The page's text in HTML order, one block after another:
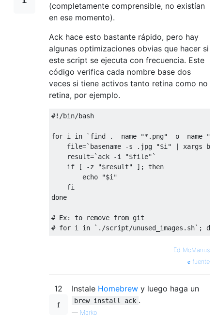
(completamente comprensible, no existían
en ese momento).
Ack hace esto bastante rápido, pero hay
algunas optimizaciones obvias que hacer si
este script se ejecuta con frecuencia. Este
código verifica cada nombre base dos
veces si tiene activos tanto retina como no
retina, por ejemplo.
#!/bin/bash
for i in
`find . -name "*.png" -o -name
    file
=`basename -s .jpg "$i" | xargs
    result
=`ack -i "$file"`
if
[ -z "$result" ];
then
        echo
"$i"
fi
done
# Ex: to remove from git
# for i in `./script/unused_images.sh`;
— Ed McManus
fuente
12 Instale Homebrew y luego haga un
brew install ack .
— Marko